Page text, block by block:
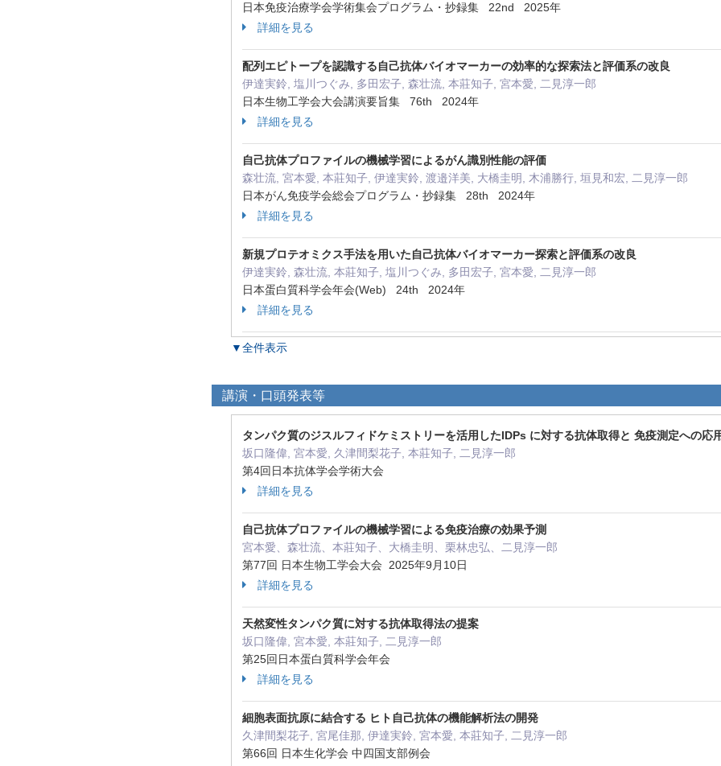
日本免疫治療学会学術集会プログラム・抄録集 22nd 2025年
詳細を見る
配列エピトープを認識する自己抗体バイオマーカーの効率的な探索法と評価系の改良
伊達実鈴, 塩川つぐみ, 多田宏子, 森壮流, 本莊知子, 宮本愛, 二見淳一郎
日本生物工学会大会講演要旨集 76th 2024年
詳細を見る
自己抗体プロファイルの機械学習によるがん識別性能の評価
森壮流, 宮本愛, 本莊知子, 伊達実鈴, 渡邉洋美, 大橋圭明, 木浦勝行, 垣見和宏, 二見淳一郎
日本がん免疫学会総会プログラム・抄録集 28th 2024年
詳細を見る
新規プロテオミクス手法を用いた自己抗体バイオマーカー探索と評価系の改良
伊達実鈴, 森壮流, 本莊知子, 塩川つぐみ, 多田宏子, 宮本愛, 二見淳一郎
日本蛋白質科学会年会(Web) 24th 2024年
詳細を見る
▼全件表示
講演・口頭発表等
タンパク質のジスルフィドケミストリーを活用したIDPs に対する抗体取得と 免疫測定への応
坂口隆偉, 宮本愛, 久津間梨花子, 本莊知子, 二見淳一郎
第4回日本抗体学会学術大会
詳細を見る
自己抗体プロファイルの機械学習による免疫治療の効果予測
宮本愛、森壮流、本莊知子、大橋圭明、栗林忠弘、二見淳一郎
第77回 日本生物工学会大会 2025年9月10日
詳細を見る
天然変性タンパク質に対する抗体取得法の提案
坂口隆偉, 宮本愛, 本莊知子, 二見淳一郎
第25回日本蛋白質科学会年会
詳細を見る
細胞表面抗原に結合する ヒト自己抗体の機能解析法の開発
久津間梨花子, 宮尾佳那, 伊達実鈴, 宮本愛, 本莊知子, 二見淳一郎
第66回 日本生化学会 中四国支部例会